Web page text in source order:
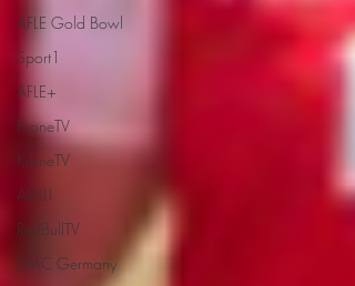
AFLE Gold Bowl
Sport1
AFLE+
KroneTV
KroneTV
ABXLI
RedBullTV
DMC Germany